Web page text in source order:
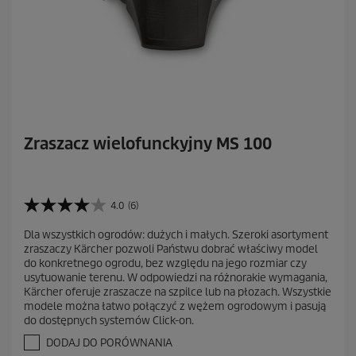
Zraszacz wielofunckyjny MS 100
4.0 (6)
4
0
n
a
5
g
w
i
Dla wszystkich ogrodów: dużych i małych. Szeroki asortyment
zraszaczy Kärcher pozwoli Państwu dobrać właściwy model
do konkretnego ogrodu, bez względu na jego rozmiar czy
usytuowanie terenu. W odpowiedzi na różnorakie wymagania,
Kärcher oferuje zraszacze na szpilce lub na płozach. Wszystkie
modele można łatwo połączyć z wężem ogrodowym i pasują
do dostępnych systemów Click-on.
DODAJ DO PORÓWNANIA